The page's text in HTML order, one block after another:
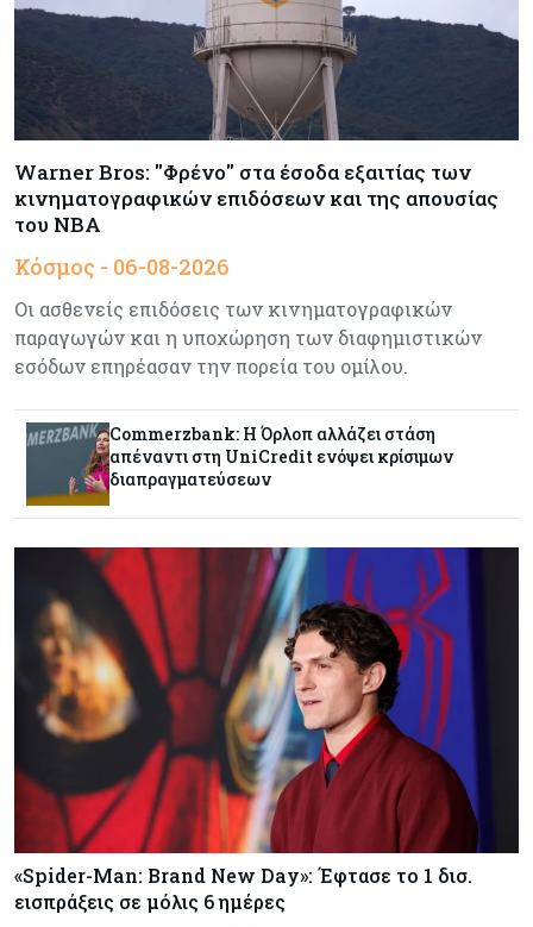
Ο 24χρονος «Νοστράδαμος» της AI είχε δίκαιο
για όλα. Κι όμως έχασε (σχεδόν) τα πάντα
Η Ινδία ανεβάζει ταχύτητα στη διάλυση πλοίων
– Στο 35,4% το παγκόσμιο μερίδιό της
ΠτΔ: Υπεράνω όλων το δημόσιο συμφέρον – Όλα
όσα έγιναν στην τελετή διαβεβαίωσης των
νέων μελών της κυβέρνησης
Ήπια κέρδη στις ευρωαγορές – Αντέχει ο
τεχνολογικός κλάδος παρά τις πιέσεις στην
Ασία
Παπασταύρου: Ψήφος εμπιστοσύνης η είσοδος
της Meridiam για το καλώδιο Ελλάδας-Κύπρου
Κόσμος
Η κηροζίνη «καίει» τις αεροπορικές – Στα ύψη η
τιμή της λόγω Μ. Ανατολής
Κύπρος 06-08-2026
Ξανά διάλογος για να βρεθεί η χρυσή … φόρμουλα
– Επαφές με ΥΠΕΣ και κόμματα αποφάσισαν οι
Warner Bros: "Φρένο" στα έσοδα εξαιτίας των
κινηματογραφικών επιδόσεων και της απουσίας
του NBA
Κόσμος - 06-08-2026
Οι ασθενείς επιδόσεις των κινηματογραφικών
παραγωγών και η υποχώρηση των διαφημιστικών
εσόδων επηρέασαν την πορεία του ομίλου.
Commerzbank: Η Όρλοπ αλλάζει στάση
απέναντι στη UniCredit ενόψει κρίσιμων
διαπραγματεύσεων
«Spider-Man: Brand New Day»: Έφτασε το 1 δισ.
εισπράξεις σε μόλις 6 ημέρες